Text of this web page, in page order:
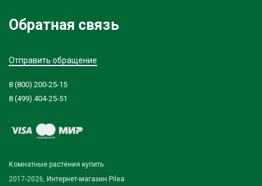
Обратная связь
Отправить обращение
8 (800) 200-25-15
8 (499) 404-25-51
Комнатные растения купить
2017-2026, Интернет-магазин Pilea